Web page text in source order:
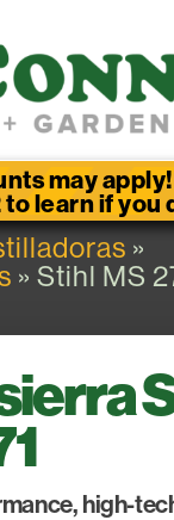
may
to learn if you
»
» Stihl MS
high-